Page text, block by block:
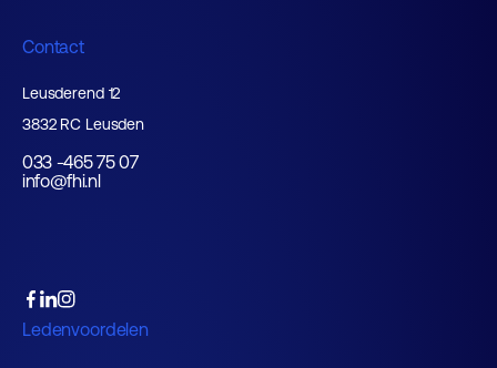
Contact
Leusderend 12
3832 RC Leusden
033 -465 75 07
info@fhi.nl
Ledenvoordelen